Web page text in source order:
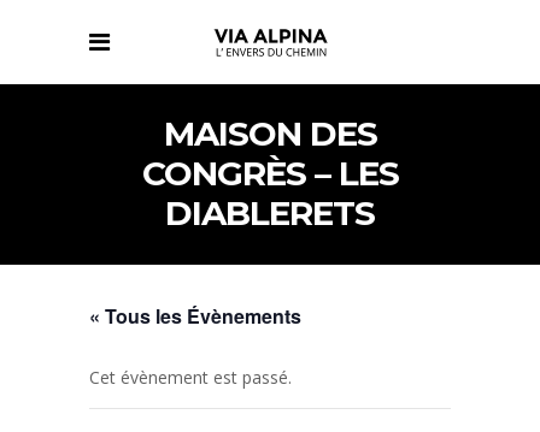
MAISON DES
CONGRÈS – LES
DIABLERETS
« Tous les Évènements
Cet évènement est passé.